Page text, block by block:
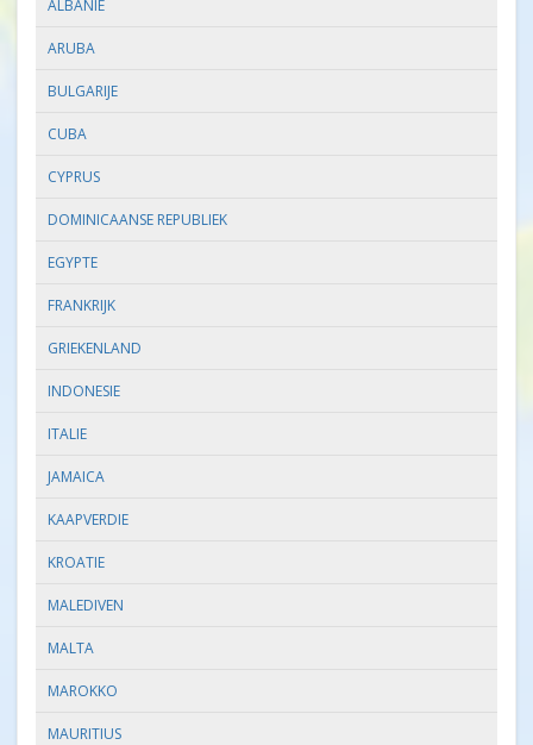
ALBANIE
ARUBA
BULGARIJE
CUBA
CYPRUS
DOMINICAANSE REPUBLIEK
EGYPTE
FRANKRIJK
GRIEKENLAND
INDONESIE
ITALIE
JAMAICA
KAAPVERDIE
KROATIE
MALEDIVEN
MALTA
MAROKKO
MAURITIUS